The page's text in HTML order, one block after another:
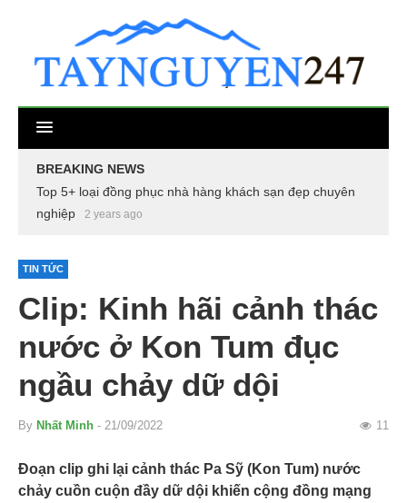
BREAKING NEWS
Top 5+ loại đồng phục nhà hàng khách sạn đẹp chuyên
nghiệp
2 years ago
TIN TỨC
Clip: Kinh hãi cảnh thác
nước ở Kon Tum đục
ngầu chảy dữ dội
By Nhất Minh - 21/09/2022 11
Đoạn clip ghi lại cảnh thác Pa Sỹ (Kon Tum) nước
chảy cuồn cuộn đầy dữ dội khiến cộng đồng mạng